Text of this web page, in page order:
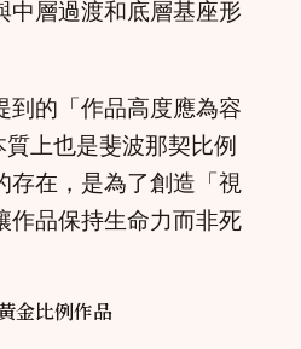
中層過渡和底層基座形
到的「作品高度應為容
上也是斐波那契比例
存在，是為了創造「視
品保持生命力而非死
金比例作品